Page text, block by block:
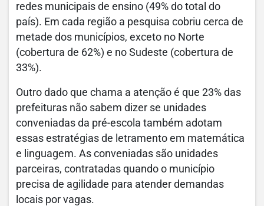
redes municipais de ensino (49% do total do
país). Em cada região a pesquisa cobriu cerca de
metade dos municípios, exceto no Norte
(cobertura de 62%) e no Sudeste (cobertura de
33%).
Outro dado que chama a atenção é que 23% das
prefeituras não sabem dizer se unidades
conveniadas da pré-escola também adotam
essas estratégias de letramento em matemática
e linguagem. As conveniadas são unidades
parceiras, contratadas quando o município
precisa de agilidade para atender demandas
locais por vagas.